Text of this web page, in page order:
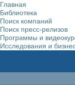
Главная
Библиотека
Поиск компаний
Поиск пресс-релизов
Программы и
Исследования и